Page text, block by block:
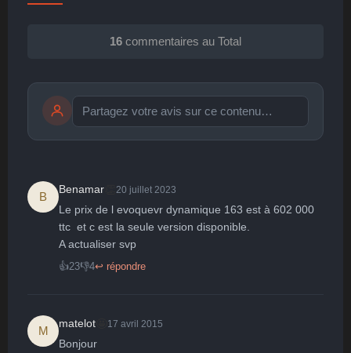
16 commentaires au Total
🤩
Parfait
👏
Bravo
😄 🙂
😮
Surpris
😞
publication immédiate Publier
B
Benamar 20 juillet 2023
Le prix de l evoquevr dynamique 163 est à 602 000
ttc  et c est la seule version disponible.
A actualiser svp
👍23👎4↩ répondre
M
matelot 17 avril 2015
Bonjour